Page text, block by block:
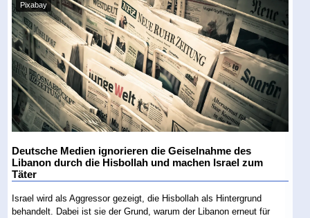
Pixabay
Deutsche Medien ignorieren die Geiselnahme des
Libanon durch die Hisbollah und machen Israel zum
Täter
Israel wird als Aggressor gezeigt, die Hisbollah als Hintergrund
behandelt. Dabei ist sie der Grund, warum der Libanon erneut für